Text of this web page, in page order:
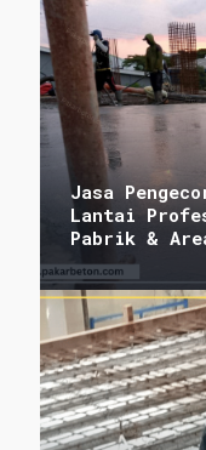
Jasa
Lantai
Pabrik &